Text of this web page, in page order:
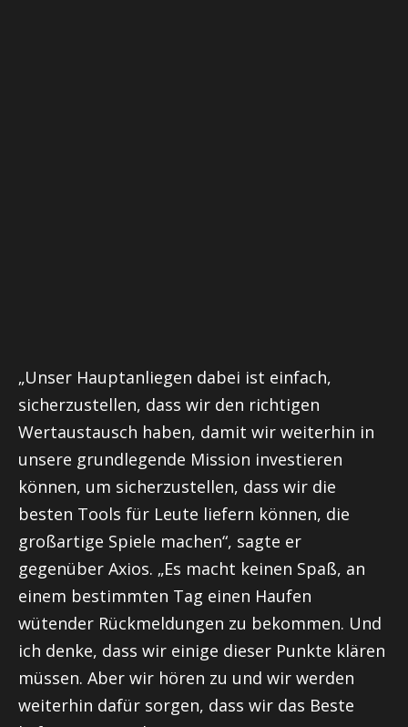
„Unser Hauptanliegen dabei ist einfach,
sicherzustellen, dass wir den richtigen
Wertaustausch haben, damit wir weiterhin in
unsere grundlegende Mission investieren
können, um sicherzustellen, dass wir die
besten Tools für Leute liefern können, die
großartige Spiele machen“, sagte er
gegenüber Axios. „Es macht keinen Spaß, an
einem bestimmten Tag einen Haufen
wütender Rückmeldungen zu bekommen. Und
ich denke, dass wir einige dieser Punkte klären
müssen. Aber wir hören zu und wir werden
weiterhin dafür sorgen, dass wir das Beste